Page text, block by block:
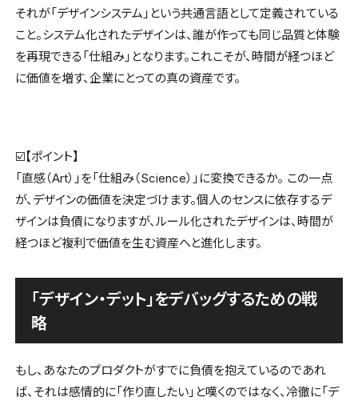
それが「デザインシステム」という共通言語として定義されている
こと。システム化されたデザインは、誰が作っても同じ品質と体験
を再現できる「仕組み」となります。これこそが、時間が経つほど
に価値を増す、企業にとっての真の資産です。
☑️【ポイント】
「直感（Art）」を「仕組み（Science）」に変換できるか。 この一点
が、デザインの価値を決定づけます。個人のセンスに依存するデ
ザインは負債になりますが、ルール化されたデザインは、時間が
経つほど複利で価値を生む資産へと進化します。
「デザイン・デット」をデバッグするための戦
略
もし、あなたのプロダクトがすでに負債を抱えているのであれ
ば、それは感情的に「作り直したい」と嘆くのではなく、冷徹に「デ